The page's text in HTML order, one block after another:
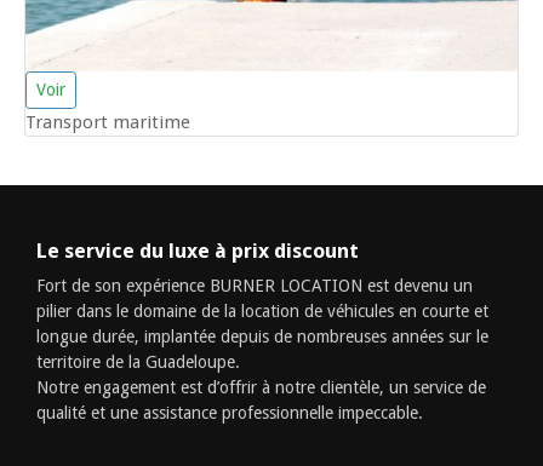
Voir
Transport maritime
Le service du luxe à prix discount
Fort de son expérience BURNER LOCATION est devenu un
pilier dans le domaine de la location de véhicules en courte et
longue durée, implantée depuis de nombreuses années sur le
territoire de la Guadeloupe.
Notre engagement est d’offrir à notre clientèle, un service de
qualité et une assistance professionnelle impeccable.